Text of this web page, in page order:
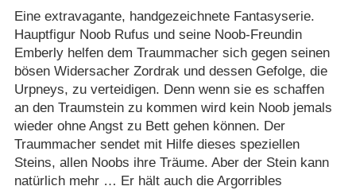
Eine extravagante, handgezeichnete Fantasyserie.
Hauptfigur Noob Rufus und seine Noob-Freundin
Emberly helfen dem Traummacher sich gegen seinen
bösen Widersacher Zordrak und dessen Gefolge, die
Urpneys, zu verteidigen. Denn wenn sie es schaffen
an den Traumstein zu kommen wird kein Noob jemals
wieder ohne Angst zu Bett gehen können. Der
Traummacher sendet mit Hilfe dieses speziellen
Steins, allen Noobs ihre Träume. Aber der Stein kann
natürlich mehr … Er hält auch die Argorribles